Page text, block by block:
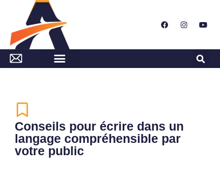
Conseils pour écrire dans un
langage compréhensible par
votre public